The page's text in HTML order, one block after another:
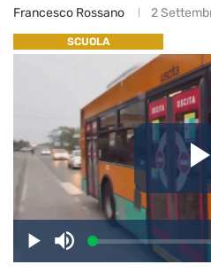
Francesco Rossano 2
SCUOLA
PlayDisattiva
l’audio
Caricato:
2.75%